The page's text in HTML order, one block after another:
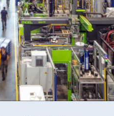
Hervorgehoben
Innovation
Hervorgehoben
Compliance
Hervorgehoben